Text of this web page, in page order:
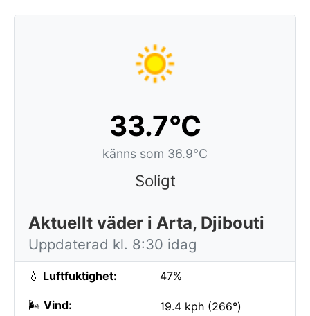
33.7°C
känns som 36.9°C
Soligt
Aktuellt väder i Arta, Djibouti
Uppdaterad kl. 8:30 idag
💧 Luftfuktighet: 47%
🌬️ Vind: 19.4 kph (266°)